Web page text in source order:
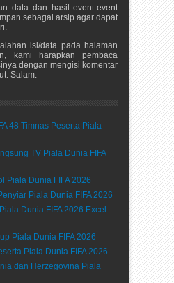
data dan hasil event-event
sebagai arsip agar dapat
isi/data pada halaman
kami harapkan pembaca
dengan mengisi komentar
Salam.
48 Timnas Peserta Piala
TV Piala Dunia FIFA
Piala Dunia FIFA 2026
Piala Dunia FIFA 2026
Dunia FIFA 2026 Excel
Piala Dunia FIFA 2026
Piala Dunia FIFA 2026
dan Herzegovina Piala